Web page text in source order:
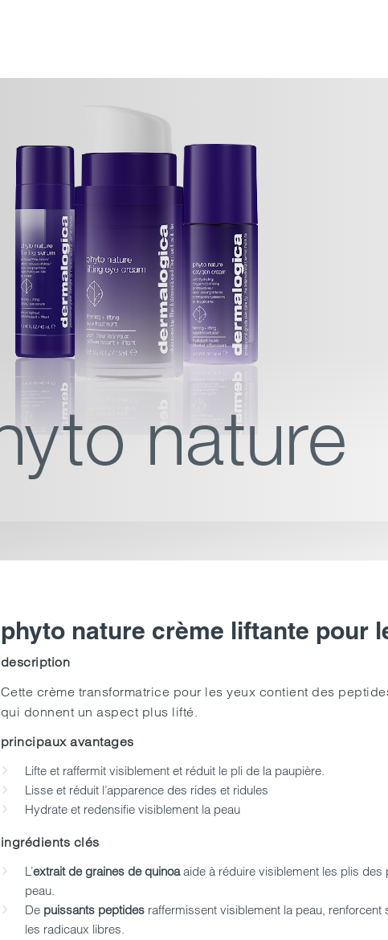
phyto nature crème liftante pour
description
Cette crème transformatrice pour les yeux contient des
qui donnent un aspect plus lifté.
principaux avantages
Lifte et raffermit visiblement et réduit le pli de la paupière.
Lisse et réduit l’apparence des rides et ridules
Hydrate et redensifie visiblement la peau
ingrédients clés
L’extrait de graines de quinoaaide à réduire visiblement les plis des
peau.
De puissants peptidesraffermissent visiblement la peau, renforcent
les radicaux libres.